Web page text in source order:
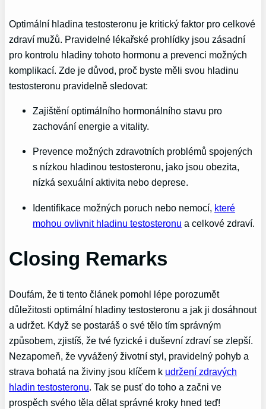
Optimální hladina testosteronu je kritický faktor pro celkové
zdraví mužů. Pravidelné lékařské prohlídky jsou zásadní
pro kontrolu hladiny tohoto hormonu a prevenci možných
komplikací. Zde je důvod, proč byste měli svou hladinu
testosteronu pravidelně sledovat:
Zajištění optimálního hormonálního stavu pro
zachování energie a vitality.
Prevence možných zdravotních problémů spojených
s nízkou hladinou testosteronu, jako jsou obezita,
nízká sexuální aktivita nebo deprese.
Identifikace možných poruch nebo nemocí, které
mohou ovlivnit hladinu testosteronu a celkové zdraví.
Closing Remarks
Doufám, že ti tento článek pomohl lépe porozumět
důležitosti optimální hladiny testosteronu a jak ji dosáhnout
a udržet. Když se postaráš o své tělo tím správným
způsobem, zjistíš, že tvé fyzické i duševní zdraví se zlepší.
Nezapomeň, že vyvážený životní styl, pravidelný pohyb a
strava bohatá na živiny jsou klíčem k udržení zdravých
hladin testosteronu. Tak se pusť do toho a začni ve
prospěch svého těla dělat správné kroky hned teď!